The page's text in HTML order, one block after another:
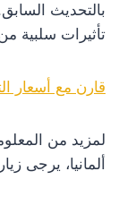
بالتحديث
تأثيرات سلبية
قارن مع أسعار
لمزيد من
ألمانيا، يرجى